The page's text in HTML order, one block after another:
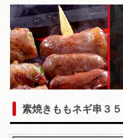
素焼きももネギ串３